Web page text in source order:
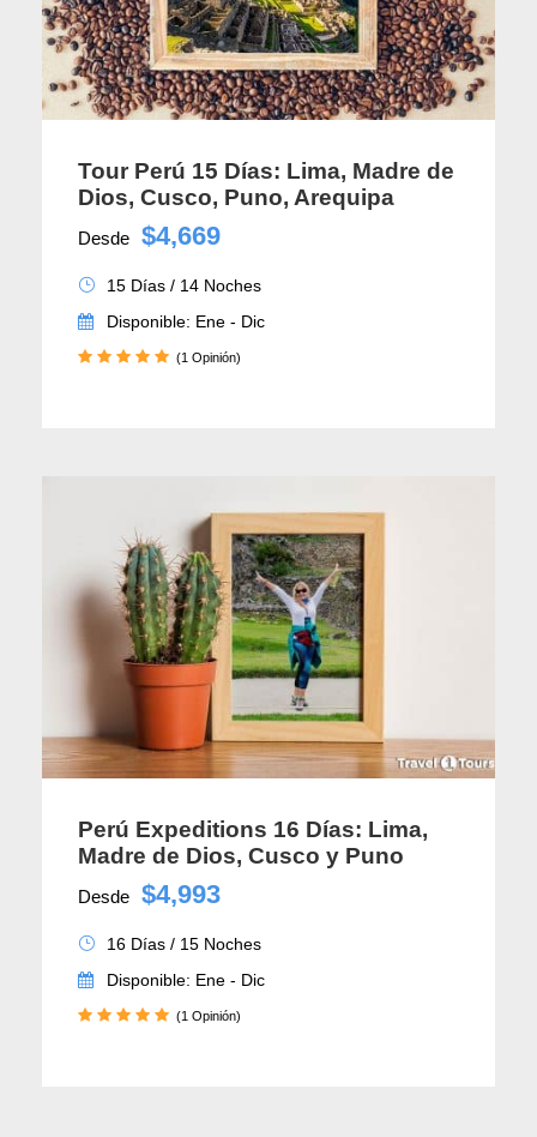
Tour Perú 15 Días: Lima, Madre de
Dios, Cusco, Puno, Arequipa
Desde $4,669
15 Días / 14 Noches
Disponible: Ene - Dic
(1 Opinión)
Perú Expeditions 16 Días: Lima,
Madre de Dios, Cusco y Puno
Desde $4,993
16 Días / 15 Noches
Disponible: Ene - Dic
(1 Opinión)